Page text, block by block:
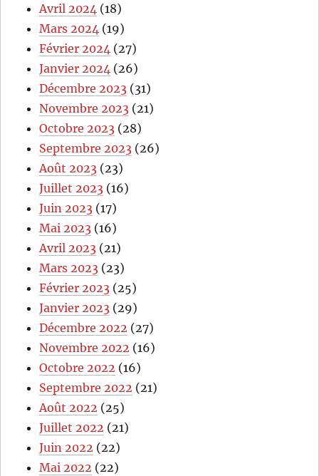
Avril 2024 (18)
Mars 2024 (19)
Février 2024 (27)
Janvier 2024 (26)
Décembre 2023 (31)
Novembre 2023 (21)
Octobre 2023 (28)
Septembre 2023 (26)
Août 2023 (23)
Juillet 2023 (16)
Juin 2023 (17)
Mai 2023 (16)
Avril 2023 (21)
Mars 2023 (23)
Février 2023 (25)
Janvier 2023 (29)
Décembre 2022 (27)
Novembre 2022 (16)
Octobre 2022 (16)
Septembre 2022 (21)
Août 2022 (25)
Juillet 2022 (21)
Juin 2022 (22)
Mai 2022 (22)